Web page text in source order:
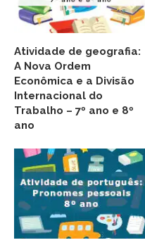
Atividade de geografia:
A Nova Ordem
Econômica e a Divisão
Internacional do
Trabalho – 7º ano e 8º
ano